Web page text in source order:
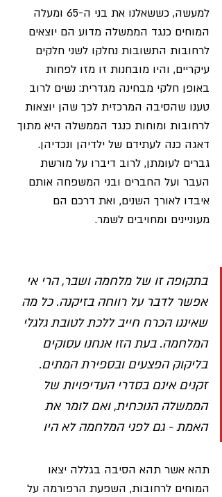
למעשה, כששאלנו את בני ה-65 ומעלה
המוחים כנגד הממשלה מדוע הם יוצאים
לרחובות התשובות נחלקו לשני חלקים
עיקריים, והיו מובחנות זו מזו לפחות
באופן חלקי מבחינה מגדרית: נשים לרוב
טענו שהסיבה המרכזית לכך שהן יוצאות
לרחובות ומוחות כנגד הממשלה היא מתוך
דאגה כנה לעתידם של ילדיהן ונכדיהן.
גברים לעומתן, לרוב דיברו על מורשת
העבר ועל החברים ובני המשפחה אותם
איבדו לאורך השנים, ואת דרכם הם
מעוניינים ומחויבים לשמר.
בתקופה זו של מלחמה ושבר, הרי אי
אפשר לדבר על רווחה בזיקנה. כל מה
שאיננו הכרח חייב ללכת לטובת גלגלי
המלחמה. בעת הזו אנחנו עסוקים
בליקוק הפצעים ובספירת המתים.
זקנים אינם בסדרי העדיפויות של
הממשלה הנוכחית, ואם לומר את
האמת - גם לפני המלחמה לא היו
תהא אשר תהא הסיבה בגללה יצאו
המוחים לרחובות, השפעת הרפורמה על